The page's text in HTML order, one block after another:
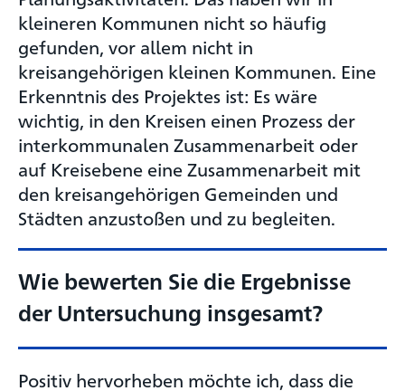
kleineren Kommunen nicht so häufig
gefunden, vor allem nicht in
kreisangehörigen kleinen Kommunen. Eine
Erkenntnis des Projektes ist: Es wäre
wichtig, in den Kreisen einen Prozess der
interkommunalen Zusammenarbeit oder
auf Kreisebene eine Zusammenarbeit mit
den kreisangehörigen Gemeinden und
Städten anzustoßen und zu begleiten.
Wie bewerten Sie die Ergebnisse
der Untersuchung insgesamt?
Positiv hervorheben möchte ich, dass die